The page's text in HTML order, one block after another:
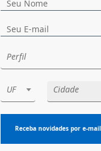
Perfil
UF Cidade
Receba novidades por e-mail